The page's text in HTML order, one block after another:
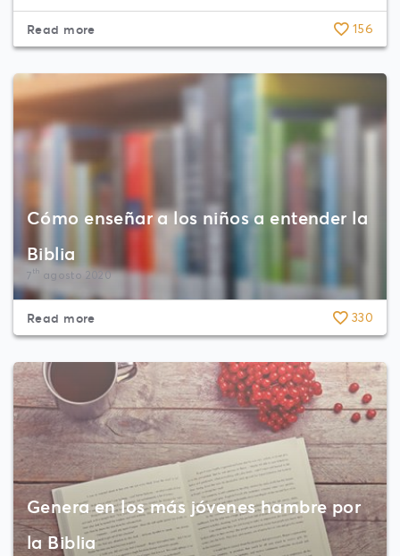
Read more 156
Cómo enseñar a los niños a entender la
Biblia
7 agosto 2020
Read more 330
Genera en los más jóvenes hambre por
la Biblia